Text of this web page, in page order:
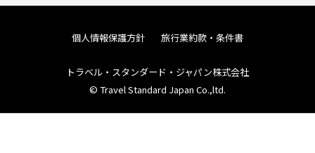
個人情報保護方針 旅行業約款・条件書
トラベル・スタンダード・ジャパン株式会社
© Travel Standard Japan Co.,ltd.